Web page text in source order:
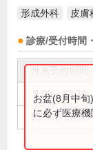
形成外科 皮膚
診療/受付時間
9:00～12:30
15:00～18:00
お盆(8月中
に必ず医療機